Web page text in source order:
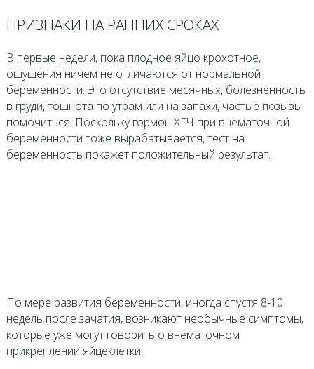
ПРИЗНАКИ НА РАННИХ СРОКАХ
В первые недели, пока плодное яйцо крохотное,
ощущения ничем не отличаются от нормальной
беременности. Это отсутствие месячных, болезненность
в груди, тошнота по утрам или на запахи, частые позывы
помочиться. Поскольку гормон ХГЧ при внематочной
беременности тоже вырабатывается, тест на
беременность покажет положительный результат.
По мере развития беременности, иногда спустя 8-10
недель после зачатия, возникают необычные симптомы,
которые уже могут говорить о внематочном
прикреплении яйцеклетки: